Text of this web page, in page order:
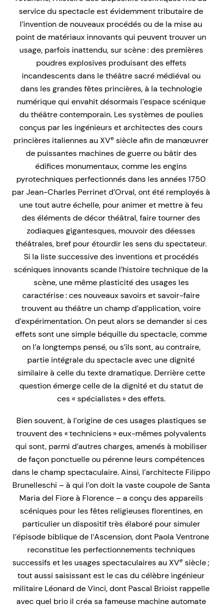
service du spectacle est évidemment tributaire de
l’invention de nouveaux procédés ou de la mise au
point de matériaux innovants qui peuvent trouver un
usage, parfois inattendu, sur scène : des premières
poudres explosives produisant des effets
incandescents dans le théâtre sacré médiéval ou
dans les grandes fêtes princières, à la technologie
numérique qui envahit désormais l’espace scénique
du théâtre contemporain. Les systèmes de poulies
conçus par les ingénieurs et architectes des cours
princières italiennes au XVe siècle afin de manœuvrer
de puissantes machines de guerre ou bâtir des
édifices monumentaux, comme les engins
pyrotechniques perfectionnés dans les années 1750
par Jean-Charles Perrinet d’Orval, ont été remployés à
une tout autre échelle, pour animer et mettre à feu
des éléments de décor théâtral, faire tourner des
zodiaques gigantesques, mouvoir des déesses
théâtrales, bref pour étourdir les sens du spectateur.
Si la liste successive des inventions et procédés
scéniques innovants scande l’histoire technique de la
scène, une même plasticité des usages les
caractérise : ces nouveaux savoirs et savoir-faire
trouvent au théâtre un champ d’application, voire
d’expérimentation. On peut alors se demander si ces
effets sont une simple béquille du spectacle, comme
on l’a longtemps pensé, ou s’ils sont, au contraire,
partie intégrale du spectacle avec une dignité
similaire à celle du texte dramatique. Derrière cette
question émerge celle de la dignité et du statut de
ces « spécialistes » des effets.
Bien souvent, à l’origine de ces usages plastiques se
trouvent des « techniciens » eux-mêmes polyvalents
qui sont, parmi d’autres charges, amenés à mobiliser
de façon ponctuelle ou pérenne leurs compétences
dans le champ spectaculaire. Ainsi, l’architecte Filippo
Brunelleschi – à qui l’on doit la vaste coupole de Santa
Maria del Fiore à Florence – a conçu des appareils
scéniques pour les fêtes religieuses florentines, en
particulier un dispositif très élaboré pour simuler
l’épisode biblique de l’Ascension, dont Paola Ventrone
reconstitue les per­fectionnements techniques
successifs et les usages spectaculaires au XVe siècle ;
tout aussi saisissant est le cas du célèbre ingénieur
militaire Léonard de Vinci, dont Pascal Brioist rappelle
avec quel brio il créa sa fameuse machine automate